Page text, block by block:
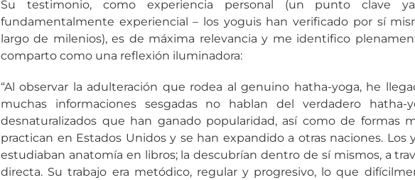
Su testimonio, como experiencia personal (un punto clave
fundamentalmente experiencial – los yoguis han verificado por sí
largo de milenios), es de máxima relevancia y me identifico
comparto como una reflexión iluminadora:
“Al observar la adulteración que rodea al genuino hatha-yoga, he
muchas informaciones sesgadas no hablan del verdadero hatha-
desnaturalizados que han ganado popularidad, así como de formas
practican en Estados Unidos y se han expandido a otras naciones. Los
estudiaban anatomía en libros; la descubrían dentro de sí mismos, a
directa. Su trabajo era metódico, regular y progresivo, lo que